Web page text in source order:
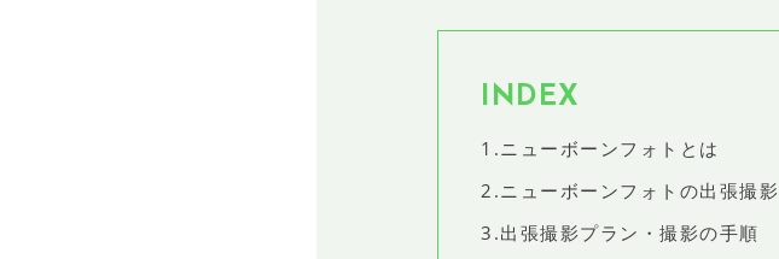
INDEX
1.ニューボーンフォトとは
2.ニューボーンフォトの出張撮影
3.出張撮影プラン・撮影の手順